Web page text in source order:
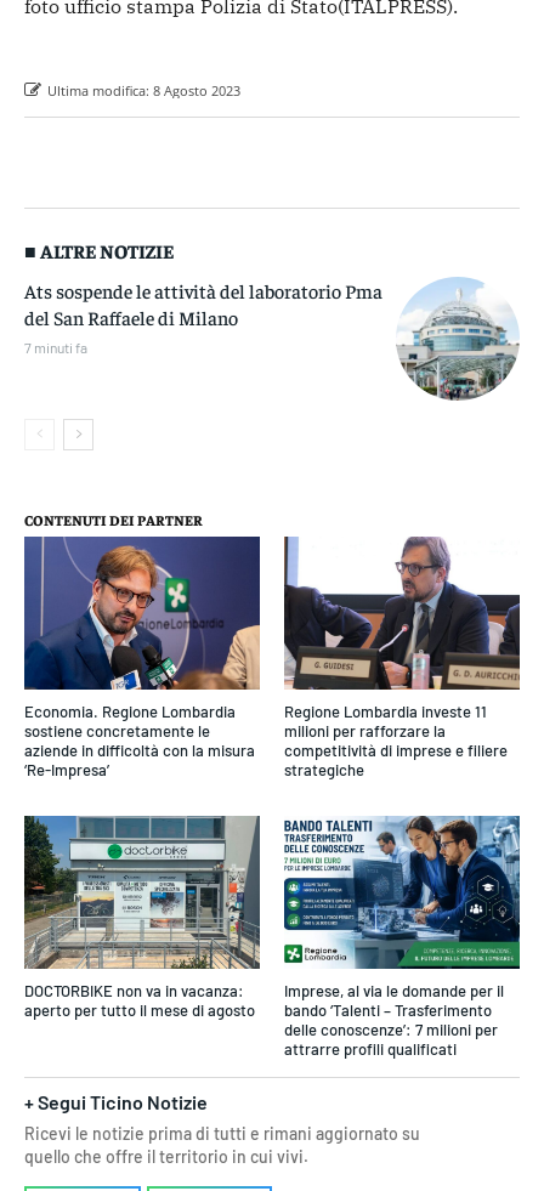
foto ufficio stampa Polizia di Stato(ITALPRESS).
Ultima modifica: 8 Agosto 2023
■ ALTRE NOTIZIE
Ats sospende le attività del laboratorio Pma
del San Raffaele di Milano
7 minuti fa
CONTENUTI DEI PARTNER
Economia. Regione Lombardia
sostiene concretamente le
aziende in difficoltà con la misura
‘Re-Impresa’
DOCTORBIKE non va in vacanza:
aperto per tutto il mese di agosto
Regione Lombardia investe 11
milioni per rafforzare la
competitività di imprese e filiere
strategiche
Imprese, al via le domande per il
bando ‘Talenti – Trasferimento
delle conoscenze’: 7 milioni per
attrarre profili qualificati
+ Segui Ticino Notizie
Ricevi le notizie prima di tutti e rimani aggiornato su
quello che offre il territorio in cui vivi.